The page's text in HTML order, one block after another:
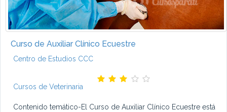
Curso de Auxiliar Clínico Ecuestre
Centro de Estudios CCC
Cursos de Veterinaria
Contenido temático-El Curso de Auxiliar Clínico Ecuestre está